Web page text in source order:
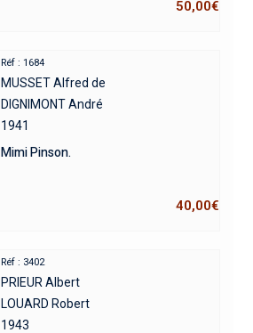
50,00€
Réf : 1684
MUSSET Alfred de
DIGNIMONT André
1941
Mimi Pinson.
40,00€
Réf : 3402
PRIEUR Albert
LOUARD Robert
1943